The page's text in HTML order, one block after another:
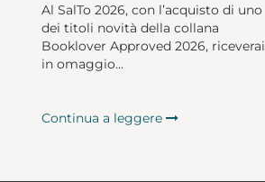
Al SalTo 2026, con l’acquisto di uno
dei titoli novità della collana
Booklover Approved 2026, riceverai
in omaggio...
Continua a leggere